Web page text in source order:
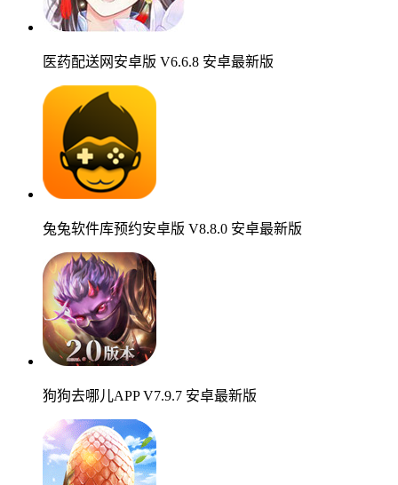
医药配送网安卓版 V6.6.8 安卓最新版
兔兔软件库预约安卓版 V8.8.0 安卓最新版
狗狗去哪儿APP V7.9.7 安卓最新版